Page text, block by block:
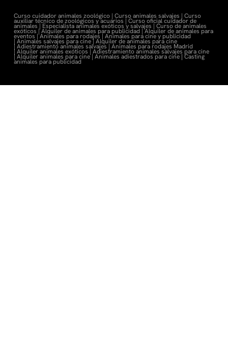
Curso cuidador animales zoológico | Curso animales salvajes | Curso
auxiliar técnico de zoológicos y acuarios | Curso oficial cuidador de
animales | Especialista animales exóticos y salvajes | Curso de animales
exóticos |Alquiler de animales para publicidad |Alquiler de animales para
eventos |Animales para rodajes | Animales para cine y publicidad
| Animales salvajes para cine | Alquiler de animales para cine
| Adiestramiento animales salvajes | Animales para rodajes Madrid
| Alquiler animales exóticos | Adiestramiento animales salvajes para cine
| Alquiler animales para cine | Animales adiestrados para cine| Casting
animales para publicidad